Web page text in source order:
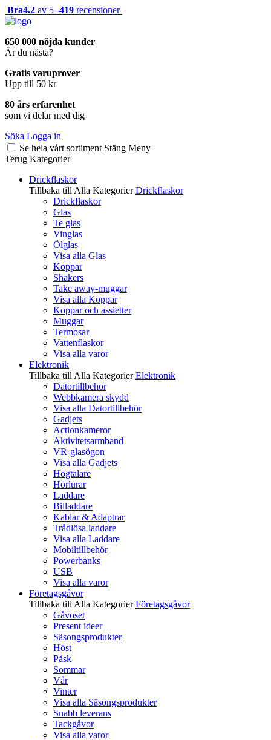
Bra4.2 av 5 -419 recensioner
650 000 nöjda kunder
Är du nästa?
Gratis varuprover
Upp till 50 kr
80 års erfarenhet
som vi delar med dig
Söka Logga in
Se hela vårt sortiment Stäng Meny
Terug Kategorier
Drickflaskor
Tillbaka till Alla Kategorier Drickflaskor
Drickflaskor
Glas
Te glas
Vinglas
Ölglas
Visa alla Glas
Koppar
Shakers
Take away-muggar
Visa alla Koppar
Koppar och assietter
Muggar
Termosar
Vattenflaskor
Visa alla varor
Elektronik
Tillbaka till Alla Kategorier Elektronik
Datortillbehör
Webbkamera skydd
Visa alla Datortillbehör
Gadjets
Actionkameror
Aktivitetsarmband
VR-glasögon
Visa alla Gadjets
Högtalare
Hörlurar
Laddare
Billaddare
Kablar & Adaptrar
Trådlösa laddare
Visa alla Laddare
Mobiltillbehör
Powerbanks
USB
Visa alla varor
Företagsgåvor
Tillbaka till Alla Kategorier Företagsgåvor
Gåvoset
Present ideer
Säsongsprodukter
Höst
Påsk
Sommar
Vår
Vinter
Visa alla Säsongsprodukter
Snabb leverans
Tackgåvor
Visa alla varor